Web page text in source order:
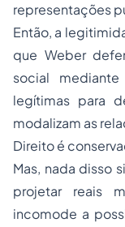
representações
Então, a
que Weber
social mediante
legítimas para
modalizam as
Direito é
Mas, nada disso
projetar reais
incomode a